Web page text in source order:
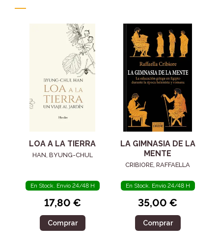
LOA A LA TIERRA
HAN, BYUNG-CHUL
En Stock. Envío 24/48 H
17,80 €
Comprar
LA GIMNASIA DE LA
MENTE
CRIBIORE, RAFFAELLA
En Stock. Envío 24/48 H
35,00 €
Comprar